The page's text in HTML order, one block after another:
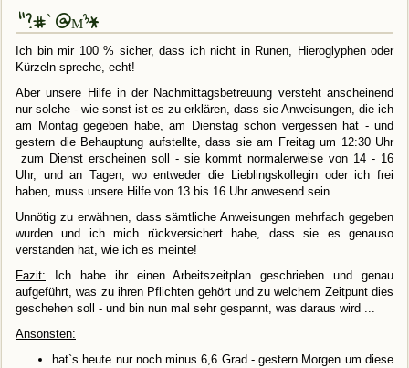
"?#`@µ³*
Ich bin mir 100 % sicher, dass ich nicht in Runen, Hieroglyphen oder
Kürzeln spreche, echt!
Aber unsere Hilfe in der Nachmittagsbetreuung versteht anscheinend
nur solche - wie sonst ist es zu erklären, dass sie Anweisungen, die ich
am Montag gegeben habe, am Dienstag schon vergessen hat - und
gestern die Behauptung aufstellte, dass sie am Freitag um 12:30 Uhr
zum Dienst erscheinen soll - sie kommt normalerweise von 14 - 16
Uhr, und an Tagen, wo entweder die Lieblingskollegin oder ich frei
haben, muss unsere Hilfe von 13 bis 16 Uhr anwesend sein ...
Unnötig zu erwähnen, dass sämtliche Anweisungen mehrfach gegeben
wurden und ich mich rückversichert habe, dass sie es genauso
verstanden hat, wie ich es meinte!
Fazit: Ich habe ihr einen Arbeitszeitplan geschrieben und genau
aufgeführt, was zu ihren Pflichten gehört und zu welchem Zeitpunt dies
geschehen soll - und bin nun mal sehr gespannt, was daraus wird ...
Ansonsten:
hat`s heute nur noch minus 6,6 Grad - gestern Morgen um diese